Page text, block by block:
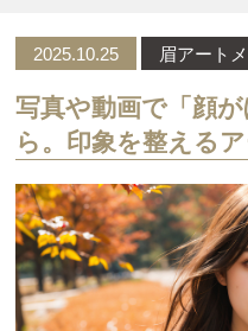
2025.10.25 眉アート
写真や動画で「顔
ら。印象を整える